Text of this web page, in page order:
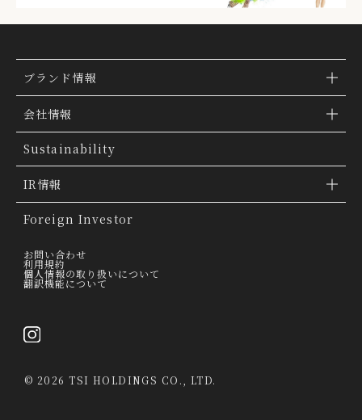
ブランド情報
ブランド検索
ブランドトピックス
「ファッションの力を信じよう」
THE MOVIE
会社情報
TSI トピックス
会社概要
会社沿革
グループ会社
経営理念
採用情報
Sustainability
IR情報
IR情報
IR トピックス
IRライブラリー
決算説明会資料
Foreign Investor
お問い合わせ
利用規約
個人情報の取り扱いについて
翻訳機能について
© 2026 TSI HOLDINGS CO., LTD.